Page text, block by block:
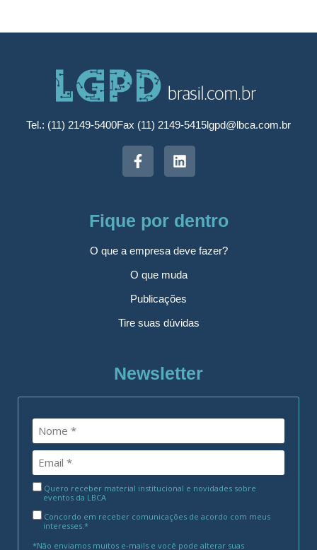
Tel.: (11) 2149-5400Fax (11) 2149-5415lgpd@lbca.com.br
Fique por dentro
O que a empresa deve fazer?
O que muda
Publicações
Tire suas dúvidas
Newsletter
Quero receber material institucional e novidades sobre
eventos da LBCA
Concordo em receber comunicações de acordo com meus
interesses.*
*Não enviamos muitos e-mails e você pode alterar suas